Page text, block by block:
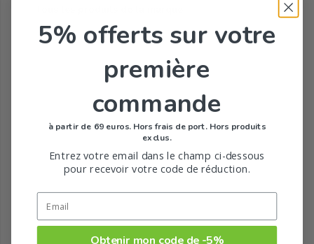
5% offerts sur votre
première
commande
à partir de 69 euros. Hors frais de port. Hors produits
exclus.
Entrez votre email dans le champ ci-dessous
pour recevoir votre code de réduction.
Obtenir mon code de -5%